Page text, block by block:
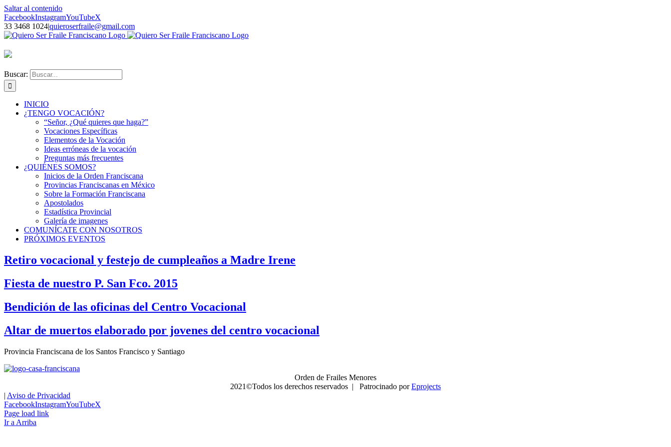
Saltar al contenido
FacebookInstagramYouTubeX
33 3468 1024|quieroserfraile@gmail.com
Buscar:
INICIO
¿TENGO VOCACIÓN?
“Señor, ¿Qué quieres que haga?”
Vocaciones Específicas
Elementos de la Vocación
Ideas erróneas de la vocación
Preguntas más frecuentes
¿QUIÉNES SOMOS?
Inicios de la Orden Franciscana
Provincias Franciscanas en México
Sobre la Formación Franciscana
Apostolados
Estadística Provincial
Galería de imagenes
COMUNÍCATE CON NOSOTROS
PRÓXIMOS EVENTOS
Retiro vocacional y festejo de cumpleaños a Madre Irene
Fiesta de nuestro P. San Fco. 2015
Bendición de las oficinas del Centro Vocacional
Altar de muertos elaborado por jovenes del centro vocacional
Provincia Franciscana de los Santos Francisco y Santiago
Orden de Frailes Menores
2021©Todos los derechos reservados | Patrocinado porEprojects
| Aviso de Privacidad
FacebookInstagramYouTubeX
Page load link
Ir a Arriba